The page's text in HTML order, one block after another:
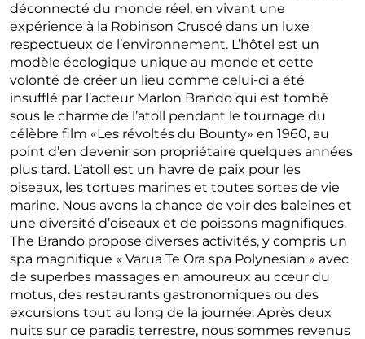
déconnecté du monde réel, en vivant une
expérience à la Robinson Crusoé dans un luxe
respectueux de l’environnement. L’hôtel est un
modèle écologique unique au monde et cette
volonté de créer un lieu comme celui-ci a été
insufflé par l’acteur Marlon Brando qui est tombé
sous le charme de l’atoll pendant le tournage du
célèbre film «Les révoltés du Bounty» en 1960, au
point d’en devenir son propriétaire quelques années
plus tard. L’atoll est un havre de paix pour les
oiseaux, les tortues marines et toutes sortes de vie
marine. Nous avons la chance de voir des baleines et
une diversité d’oiseaux et de poissons magnifiques.
The Brando propose diverses activités, y compris un
spa magnifique « Varua Te Ora spa Polynesian » avec
de superbes massages en amoureux au cœur du
motus, des restaurants gastronomiques ou des
excursions tout au long de la journée. Après deux
nuits sur ce paradis terrestre, nous sommes revenus